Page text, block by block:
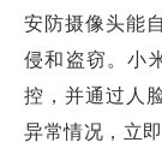
安防摄像头能
侵和盗窃。小
控，并通过人
异常情况，立